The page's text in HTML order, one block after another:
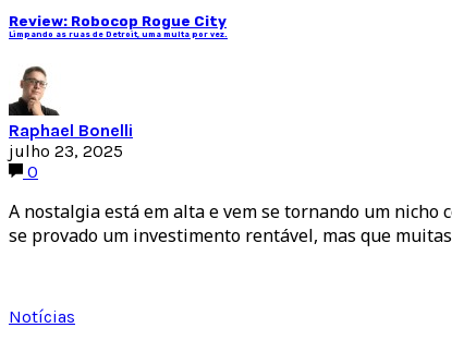
Review: Robocop Rogue City
Limpando as ruas de Detroit, uma multa por vez.
Raphael Bonelli
julho 23, 2025
0
A nostalgia está em alta e vem se tornando um nicho
se provado um investimento rentável, mas que
Notícias